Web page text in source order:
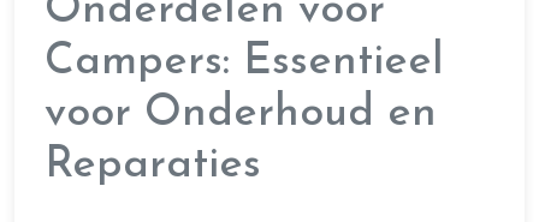
Onderdelen voor
Campers: Essentieel
voor Onderhoud en
Reparaties